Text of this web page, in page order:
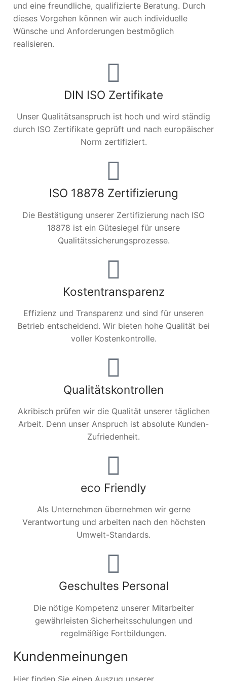
und eine freundliche, qualifizierte Beratung. Durch
dieses Vorgehen können wir auch individuelle
Wünsche und Anforderungen bestmöglich
realisieren.
DIN ISO Zertifikate
Unser Qualitätsanspruch ist hoch und wird ständig
durch ISO Zertifikate geprüft und nach europäischer
Norm zertifiziert.
ISO 18878 Zertifizierung
Die Bestätigung unserer Zertifizierung nach ISO
18878 ist ein Gütesiegel für unsere
Qualitätssicherungsprozesse.
Kostentransparenz
Effizienz und Transparenz und sind für unseren
Betrieb entscheidend. Wir bieten hohe Qualität bei
voller Kostenkontrolle.
Qualitätskontrollen
Akribisch prüfen wir die Qualität unserer täglichen
Arbeit. Denn unser Anspruch ist absolute Kunden-
Zufriedenheit.
eco Friendly
Als Unternehmen übernehmen wir gerne
Verantwortung und arbeiten nach den höchsten
Umwelt-Standards.
Geschultes Personal
Die nötige Kompetenz unserer Mitarbeiter
gewährleisten Sicherheitsschulungen und
regelmäßige Fortbildungen.
Kundenmeinungen
Hier finden Sie einen Auszug unserer